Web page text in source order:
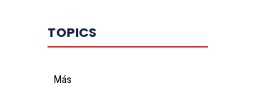
TOPICS
Más